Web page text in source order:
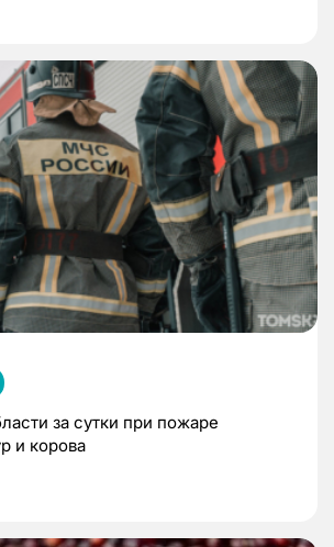
за сутки при пожаре
и корова